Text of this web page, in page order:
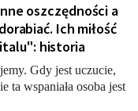
oszczędności a
Ich miłość
historia
Gdy jest uczucie,
ta wspaniała osoba jest